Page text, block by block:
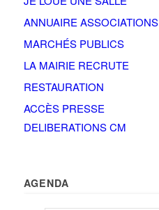
ANNUAIRE ASSOCIATIONS
MARCHÉS PUBLICS
LA MAIRIE RECRUTE
RESTAURATION
ACCÈS PRESSE
DELIBERATIONS CM
AGENDA